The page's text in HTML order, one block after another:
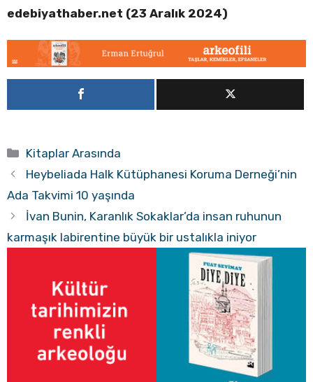
edebiyathaber.net (23 Aralık 2024)
Kategoriler
Kitaplar Arasında
Heybeliada Halk Kütüphanesi Koruma Derneği’nin
Ada Takvimi 10 yaşında
İvan Bunin, Karanlık Sokaklar’da insan ruhunun
karmaşık labirentine büyük bir ustalıkla iniyor